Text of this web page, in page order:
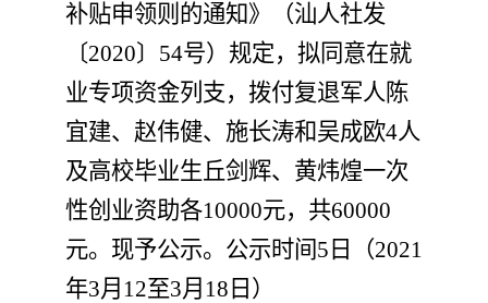
补贴申领则的通知》（汕人社发
〔2020〕 54号）规定，拟同意在就
业专项资金列支，拨付复退军人陈
宜建、赵伟健、施长涛和吴成欧4人
及高校毕业生丘剑辉、黄炜煌一次
性创业资助各10000元，共60000
元。现予公示。公示时间5 日（2021
年3月 12至3月 18 日）